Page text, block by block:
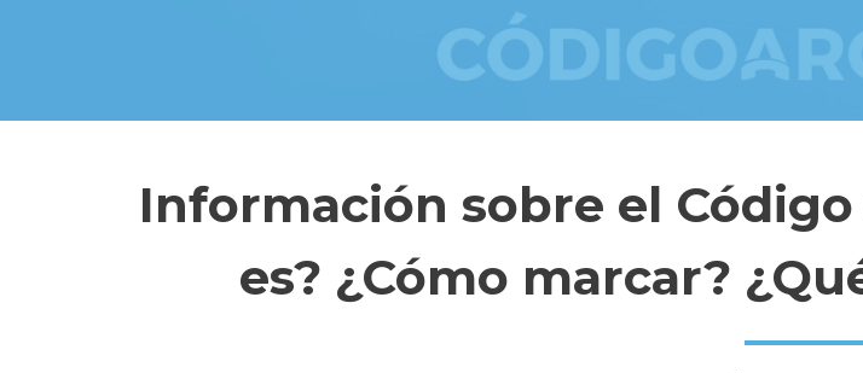
Información sobre el Código
es? ¿Cómo marcar?